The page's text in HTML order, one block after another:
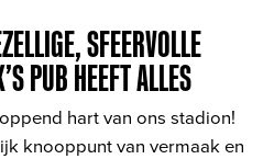
SFEERVOLLE
PUB HEEFT ALLES
hart van ons stadion!
knooppunt van vermaak en